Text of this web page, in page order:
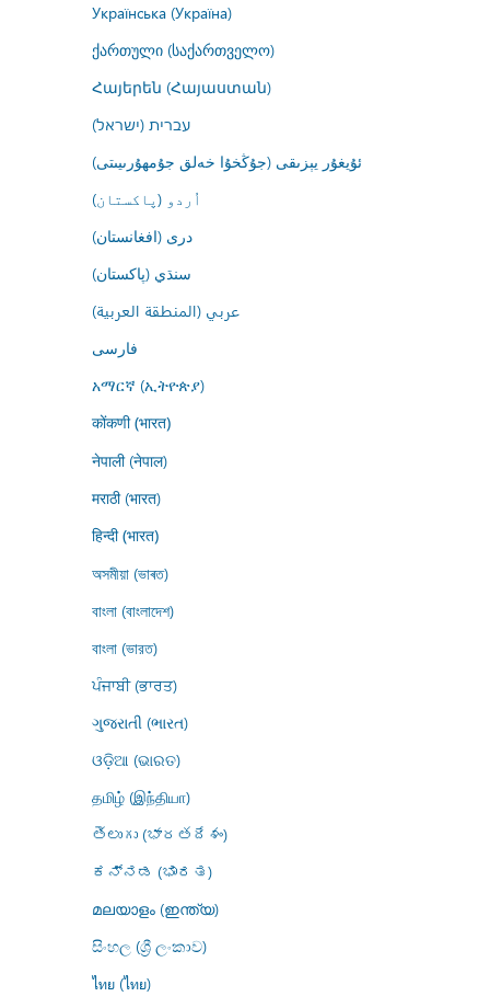
Українська (Україна)
ქართული (საქართველო)
Հայերեն (Հայաստան)
עברית (ישראל)
ئۇيغۇر يېزىقى (جۇڭخۇا خەلق جۇمھۇرىيىتى)
اُردو (پاکستان)
درى (افغانستان)
سنڌي (پاکستان)
عربي (المنطقة العربية)
فارسى
አማርኛ (ኢትዮጵያ)
कोंकणी (भारत)
नेपाली (नेपाल)
मराठी (भारत)
हिन्दी (भारत)
অসমীয়া (ভাৰত)
বাংলা (বাংলাদেশ)
বাংলা (ভারত)
ਪੰਜਾਬੀ (ਭਾਰਤ)
ગુજરાતી (ભારત)
ଓଡ଼ିଆ (ଭାରତ)
தமிழ் (இந்தியா)
తెలుగు (భారతదేశం)
ಕನ್ನಡ (ಭಾರತ)
മലയാളം (ഇന്ത്യ)
සිංහල (ශ්‍රී ලංකාව)
ไทย (ไทย)